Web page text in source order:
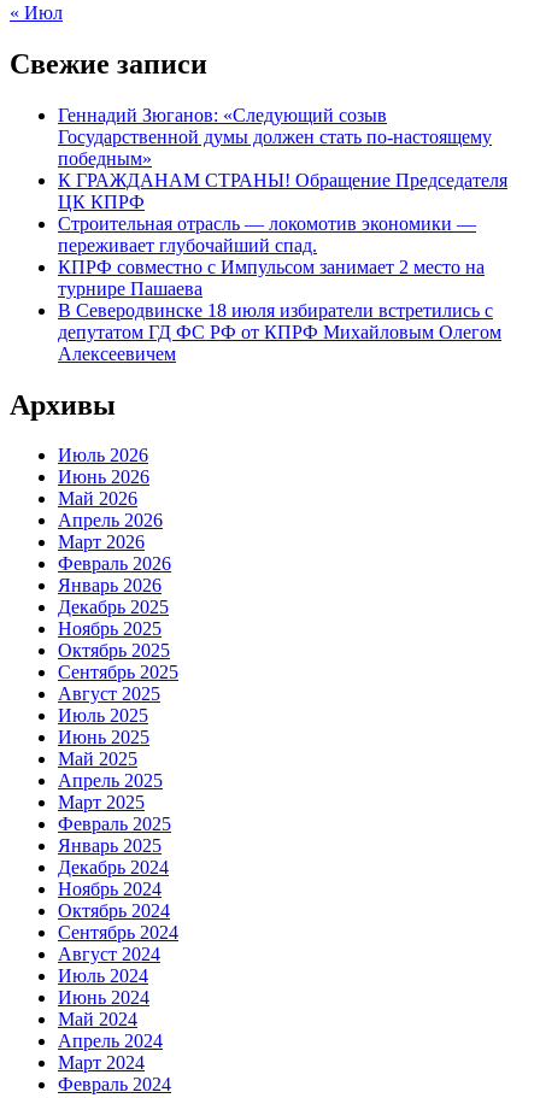
« Июл
Свежие записи
Геннадий Зюганов: «Следующий созыв
Государственной думы должен стать по-настоящему
победным»
К ГРАЖДАНАМ СТРАНЫ! Обращение Председателя
ЦК КПРФ
Строительная отрасль — локомотив экономики —
переживает глубочайший спад.
КПРФ совместно с Импульсом занимает 2 место на
турнире Пашаева
В Северодвинске 18 июля избиратели встретились с
депутатом ГД ФС РФ от КПРФ Михайловым Олегом
Алексеевичем
Архивы
Июль 2026
Июнь 2026
Май 2026
Апрель 2026
Март 2026
Февраль 2026
Январь 2026
Декабрь 2025
Ноябрь 2025
Октябрь 2025
Сентябрь 2025
Август 2025
Июль 2025
Июнь 2025
Май 2025
Апрель 2025
Март 2025
Февраль 2025
Январь 2025
Декабрь 2024
Ноябрь 2024
Октябрь 2024
Сентябрь 2024
Август 2024
Июль 2024
Июнь 2024
Май 2024
Апрель 2024
Март 2024
Февраль 2024